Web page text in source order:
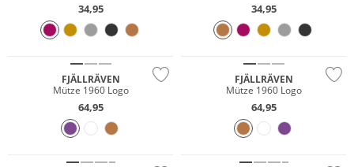
34,95 34,95
FJÄLLRÄVEN
Mütze 1960 Logo
64,95
FJÄLLRÄVEN
Mütze 1960 Logo
64,95